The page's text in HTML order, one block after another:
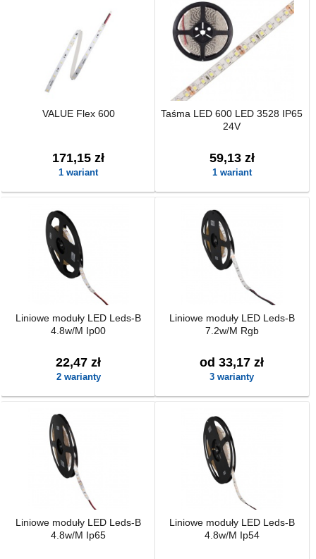
VALUE Flex 600
171,15 zł
1 wariant
Taśma LED 600 LED 3528 IP65
24V
59,13 zł
1 wariant
Liniowe moduły LED Leds-B
4.8w/M Ip00
22,47 zł
2 warianty
Liniowe moduły LED Leds-B
7.2w/M Rgb
od 33,17 zł
3 warianty
Liniowe moduły LED Leds-B
4.8w/M Ip65
Liniowe moduły LED Leds-B
4.8w/M Ip54